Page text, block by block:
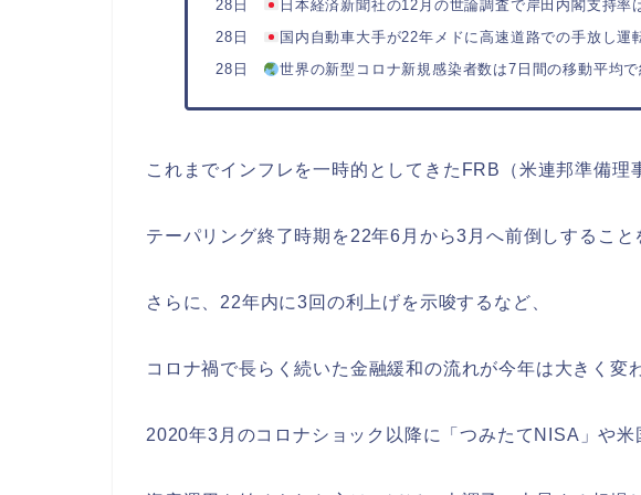
28日
日本経済新聞社の12月の世論調査で岸田内閣支持率
28日
国内自動車大手が22年メドに高速道路での手放し運
28日
世界の新型コロナ新規感染者数は7日間の移動平均で
これまでインフレを一時的としてきたFRB（米連邦準備理
テーパリング終了時期を22年6月から3月へ前倒しすること
さらに、22年内に3回の利上げを示唆するなど、
コロナ禍で長らく続いた金融緩和の流れが今年は大きく変
2020年3月のコロナショック以降に「つみたてNISA」や